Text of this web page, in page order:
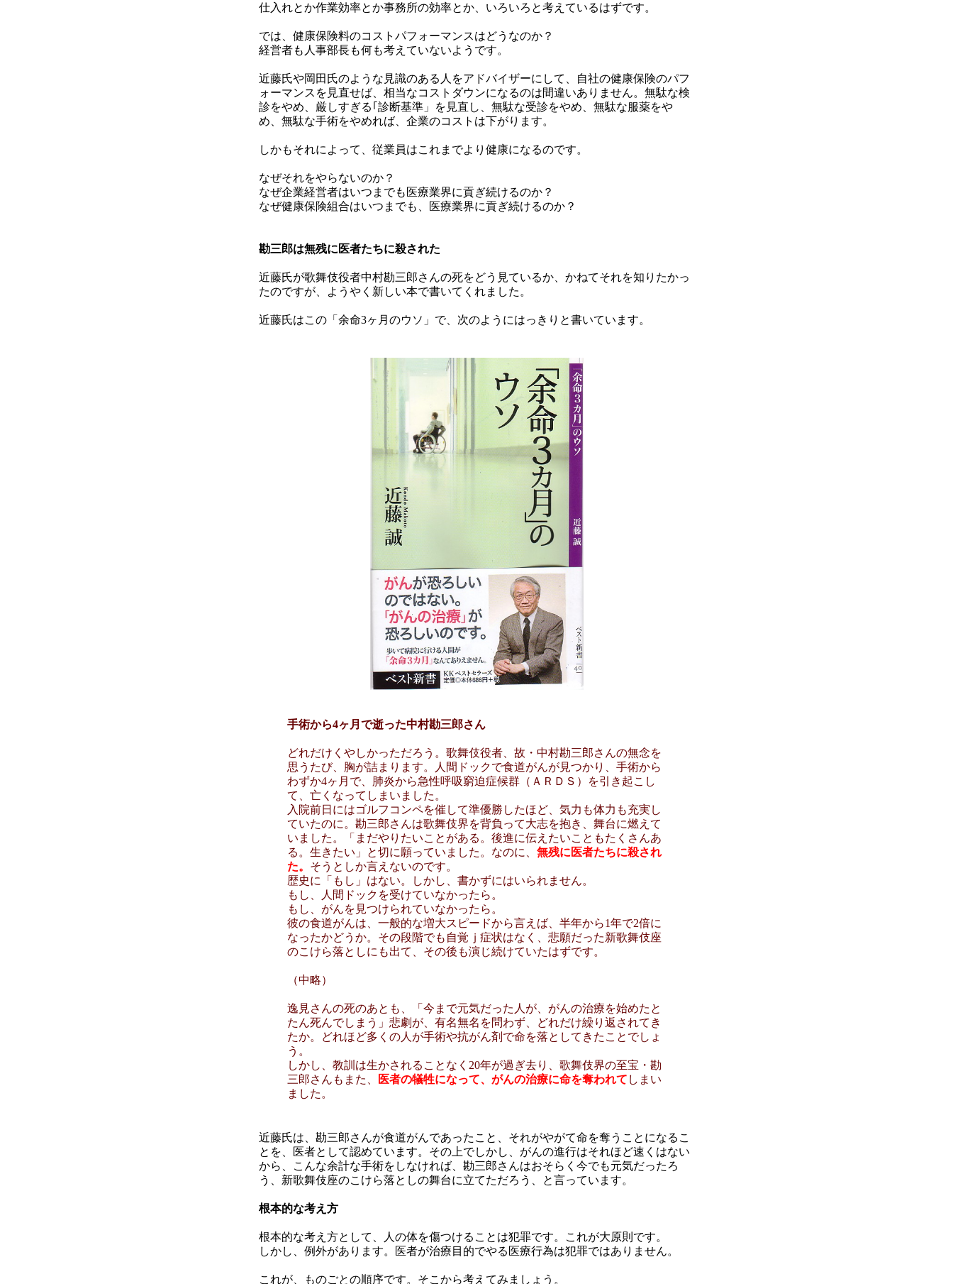
仕入れとか作業効率とか事務所の効率とか、いろいろと考えているはずです。
では、健康保険料のコストパフォーマンスはどうなのか？
経営者も人事部長も何も考えていないようです。
近藤氏や岡田氏のような見識のある人をアドバイザーにして、自社の健康保険のパフ
ォーマンスを見直せば、相当なコストダウンになるのは間違いありません。無駄な検
診をやめ、厳しすぎる｢診断基準」を見直し、無駄な受診をやめ、無駄な服薬をや
め、無駄な手術をやめれば、企業のコストは下がります。
しかもそれによって、従業員はこれまでより健康になるのです。
なぜそれをやらないのか？
なぜ企業経営者はいつまでも医療業界に貢ぎ続けるのか？
なぜ健康保険組合はいつまでも、医療業界に貢ぎ続けるのか？
勘三郎は無残に医者たちに殺された
近藤氏が歌舞伎役者中村勘三郎さんの死をどう見ているか、かねてそれを知りたかっ
たのですが、ようやく新しい本で書いてくれました。
近藤氏はこの「余命3ヶ月のウソ」で、次のようにはっきりと書いています。
手術から4ヶ月で逝った中村勘三郎さん
どれだけくやしかっただろう。歌舞伎役者、故・中村勘三郎さんの無念を
思うたび、胸が詰まります。人間ドックで食道がんが見つかり、手術から
わずか4ヶ月で、肺炎から急性呼吸窮迫症候群（ＡＲＤＳ）を引き起こし
て、亡くなってしまいました。
入院前日にはゴルフコンペを催して準優勝したほど、気力も体力も充実し
ていたのに。勘三郎さんは歌舞伎界を背負って大志を抱き、舞台に燃えて
いました。「まだやりたいことがある。後進に伝えたいこともたくさんあ
る。生きたい」と切に願っていました。なのに、 無残に医者たちに殺され
た。 そうとしか言えないのです。
歴史に「もし」はない。しかし、書かずにはいられません。
もし、人間ドックを受けていなかったら。
もし、がんを見つけられていなかったら。
彼の食道がんは、一般的な増大スピードから言えば、半年から1年で2倍に
なったかどうか。その段階でも自覚ｊ症状はなく、悲願だった新歌舞伎座
のこけら落としにも出て、その後も演じ続けていたはずです。
（中略）
逸見さんの死のあとも、「今まで元気だった人が、がんの治療を始めたと
たん死んでしまう」悲劇が、有名無名を問わず、どれだけ繰り返されてき
たか。どれほど多くの人が手術や抗がん剤で命を落としてきたことでしょ
う。
しかし、教訓は生かされることなく20年が過ぎ去り、歌舞伎界の至宝・勘
三郎さんもまた、
医者の犠牲になって、がんの治療に命を奪われて しまい
ました。
近藤氏は、勘三郎さんが食道がんであったこと、それがやがて命を奪うことになるこ
とを、医者として認めています。その上でしかし、がんの進行はそれほど速くはない
から、こんな余計な手術をしなければ、勘三郎さんはおそらく今でも元気だったろ
う、新歌舞伎座のこけら落としの舞台に立てただろう、と言っています。
根本的な考え方
根本的な考え方として、人の体を傷つけることは犯罪です。これが大原則です。
しかし、例外があります。医者が治療目的でやる医療行為は犯罪ではありません。
これが、ものごとの順序です。そこから考えてみましょう。